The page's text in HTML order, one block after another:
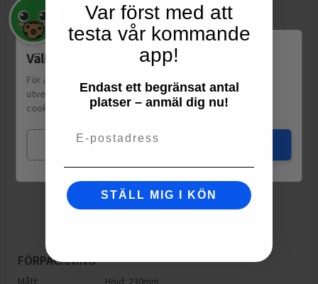
FÖRPACKNING
Mått: Höjd: 230mm
Välkommen till Matspar.se
För att leverera en personlig upplevelse, mäta sajtens
utveckling och ha sociala medier-koppling använder vi
cookies.
Läs mer
Mina val
Var först med att
testa vår kommande
app!
Endast ett begränsat antal
platser – anmäl dig nu!
STÄLL MIG I KÖN